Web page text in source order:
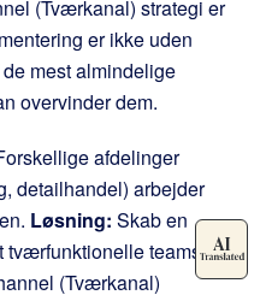
(Tværkanal) strategi er
er ikke uden
mest almindelige
overvinder dem.
afdelinger
detailhandel) arbejder
Løsning: Skab en
tværfunktionelle teams,
(Tværkanal)